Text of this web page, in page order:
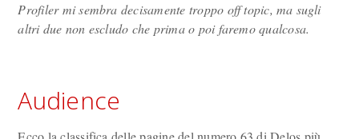
Profiler mi sembra decisamente troppo off topic, ma sugli
altri due non escludo che prima o poi faremo qualcosa.
Audience